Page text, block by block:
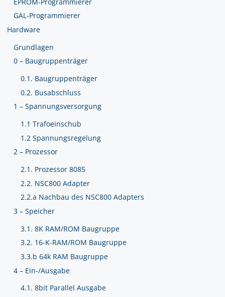
GAL-Programmierer
Hardware
Grundlagen
0 – Baugruppenträger
0.1. Baugruppenträger
0.2. Busabschluss
1 – Spannungsversorgung
1.1 Trafoeinschub
1.2 Spannungsregelung
2 – Prozessor
2.1. Prozessor 8085
2.2. NSC800 Adapter
2.2.a Nachbau des NSC800 Adapters
3 – Speicher
3.1. 8K RAM/ROM Baugruppe
3.2. 16-K-RAM/ROM Baugruppe
3.3.b 64k RAM Baugruppe
4 – Ein-/Ausgabe
4.1. 8bit Parallel Ausgabe